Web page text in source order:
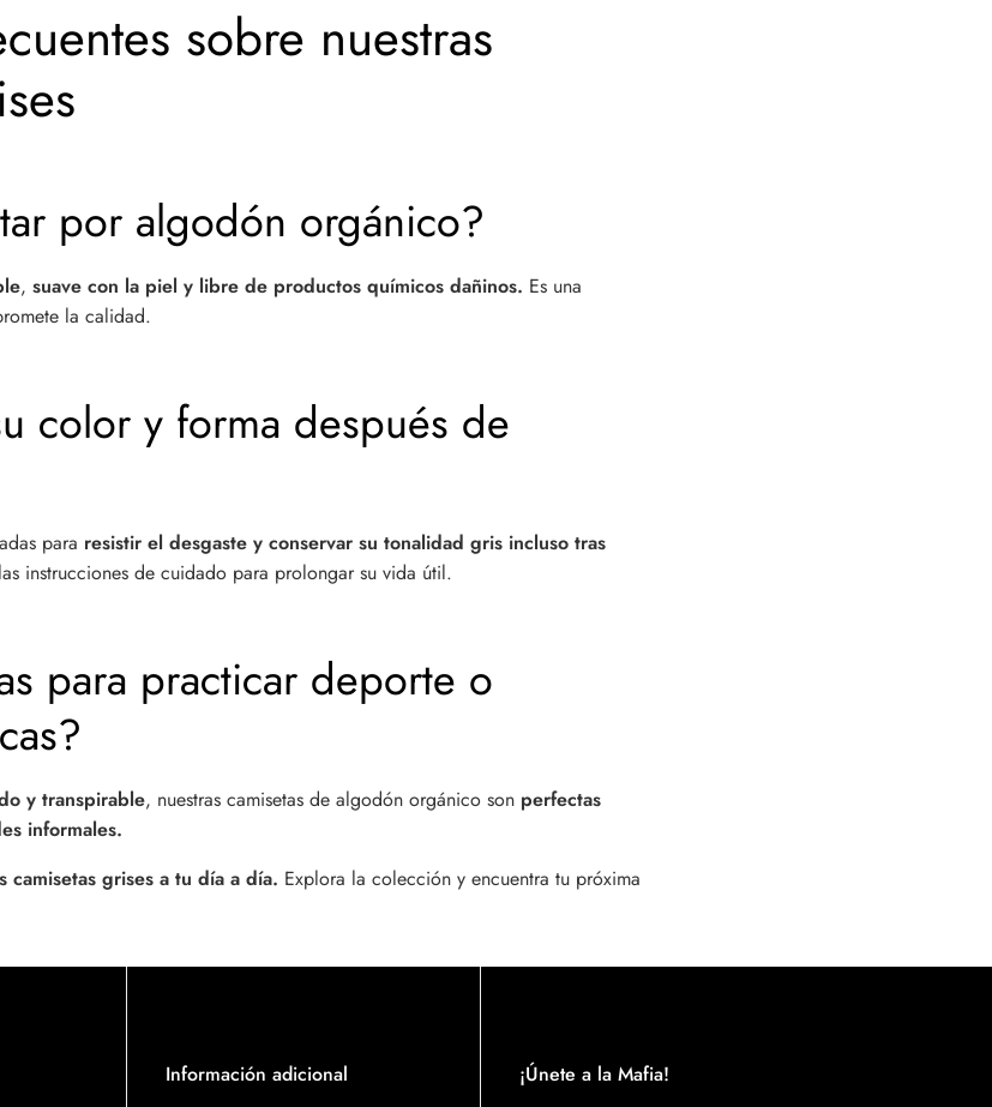
sobre nuestras
por algodón orgánico?
, suave con la piel y libre de productos químicos dañinos. Es una
la calidad.
color y forma después de
para resistir el desgaste y conservar su tonalidad gris incluso tras
instrucciones de cuidado para prolongar su vida útil.
para practicar deporte o
y transpirable, nuestras camisetas de algodón orgánico son perfectas
informales.
camisetas grises a tu día a día. Explora la colección y encuentra tu próxima
Información adicional
¡Únete a la Mafia!